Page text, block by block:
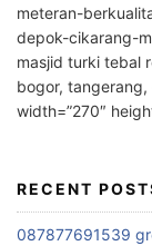
meteran-
depok-cikarang-
masjid turki tebal
bogor,
width=”270″
RECENT
087877691539